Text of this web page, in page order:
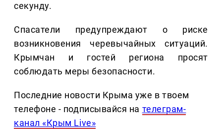
секунду.
Спасатели предупреждают о риске
возникновения черевычайных ситуаций.
Крымчан и гостей региона просят
соблюдать меры безопасности.
Последние новости Крыма уже в твоем
телефоне - подписывайся на телеграм-
канал «Крым Live»